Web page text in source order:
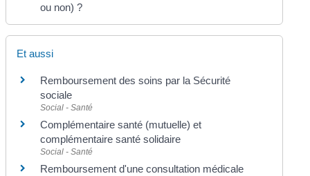
ou non) ?
Et aussi
Remboursement des soins par la Sécurité
sociale
Social - Santé
Complémentaire santé (mutuelle) et
complémentaire santé solidaire
Social - Santé
Remboursement d'une consultation médicale